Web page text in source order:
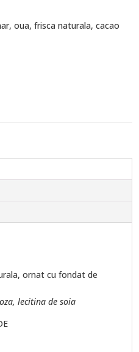
oua, frisca naturala, cacao
ornat cu fondat de
lecitina de soia